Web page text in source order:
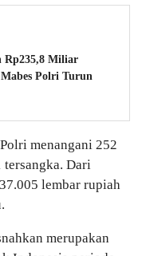
Rp235,8 Miliar
Polri Turun
menangani 252
tersangka. Dari
lembar rupiah
merupakan